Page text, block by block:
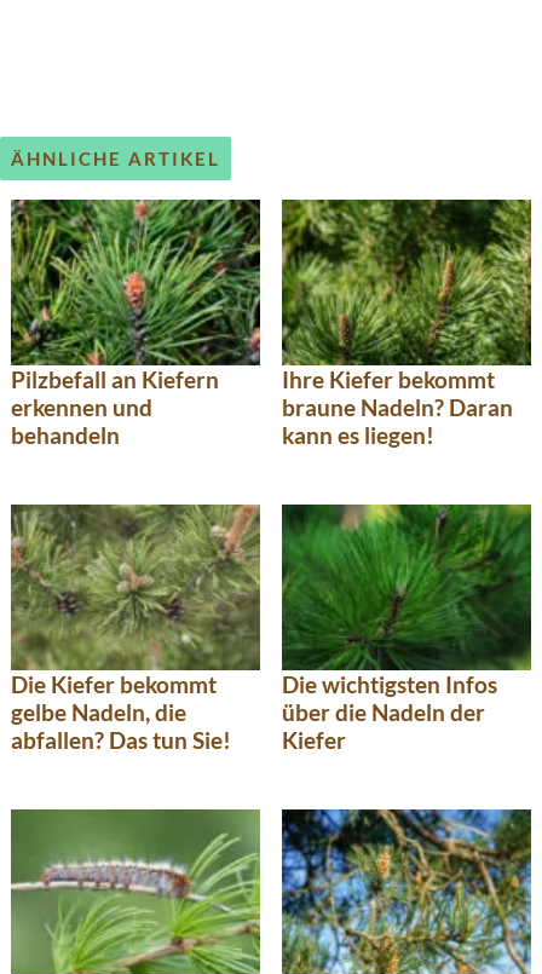
ÄHNLICHE ARTIKEL
Pilzbefall an Kiefern
erkennen und
behandeln
Ihre Kiefer bekommt
braune Nadeln? Daran
kann es liegen!
Die Kiefer bekommt
gelbe Nadeln, die
abfallen? Das tun Sie!
Die wichtigsten Infos
über die Nadeln der
Kiefer